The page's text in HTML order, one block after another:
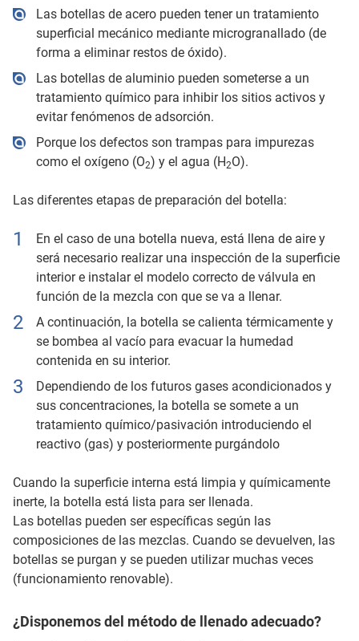
Las botellas de acero pueden tener un tratamiento
superficial mecánico mediante microgranallado (de
forma a eliminar restos de óxido).
Las botellas de aluminio pueden someterse a un
tratamiento químico para inhibir los sitios activos y
evitar fenómenos de adsorción.
Porque los defectos son trampas para impurezas
como el oxígeno (O2) y el agua (H2O).
Las diferentes etapas de preparación del botella:
En el caso de una botella nueva, está llena de aire y
será necesario realizar una inspección de la superficie
interior e instalar el modelo correcto de válvula en
función de la mezcla con que se va a llenar.
A continuación, la botella se calienta térmicamente y
se bombea al vacío para evacuar la humedad
contenida en su interior.
Dependiendo de los futuros gases acondicionados y
sus concentraciones, la botella se somete a un
tratamiento químico/pasivación introduciendo el
reactivo (gas) y posteriormente purgándolo
Cuando la superficie interna está limpia y químicamente
inerte, la botella está lista para ser llenada.
Las botellas pueden ser específicas según las
composiciones de las mezclas. Cuando se devuelven, las
botellas se purgan y se pueden utilizar muchas veces
(funcionamiento renovable).
¿Disponemos del método de llenado adecuado?